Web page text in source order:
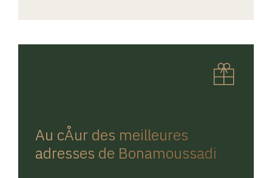
Au cÅur des meilleures
adresses de Bonamoussadi